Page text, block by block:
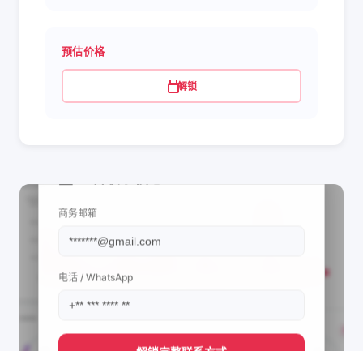
预估价格
解锁
商务邮箱
电话 / WhatsApp